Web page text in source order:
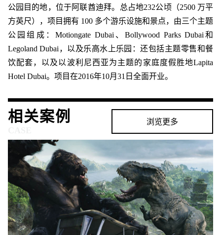
公园目的地，位于阿联酋迪拜。总占地232公顷（2500 万平
方英尺），项目拥有 100 多个游乐设施和景点，由三个主题
公园组成：Motiongate Dubai、Bollywood Parks Dubai和
Legoland Dubai，以及乐高水上乐园：还包括主题零售和餐
饮配套，以及以波利尼西亚为主题的家庭度假胜地Lapita
Hotel Dubai。项目在2016年10月31日全面开业。
相关案例 浏览更多